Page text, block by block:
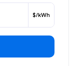
$/kWh